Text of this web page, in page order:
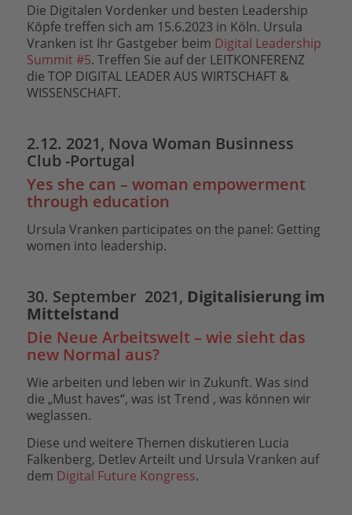
Akzeptieren
powered byUsercentrics Consent
Management Platform&eRecht24
Die Digitalen Vordenker und besten Leadership
Köpfe treffen sich am 15.6.2023 in Köln. Ursula
Vranken ist Ihr Gastgeber beim Digital Leadership
Summit #5. Treffen Sie auf der LEITKONFERENZ
die TOP DIGITAL LEADER AUS WIRTSCHAFT &
WISSENSCHAFT.
2.12. 2021, Nova Woman Businness
Club -Portugal
Yes she can – woman empowerment
through education
Ursula Vranken participates on the panel: Getting
women into leadership.
30. September 2021, Digitalisierung im
Mittelstand
Die Neue Arbeitswelt – wie sieht das
new Normal aus?
Wie arbeiten und leben wir in Zukunft. Was sind
die „Must haves“, was ist Trend , was können wir
weglassen.
Diese und weitere Themen diskutieren Lucia
Falkenberg, Detlev Arteilt und Ursula Vranken auf
dem Digital Future Kongress.